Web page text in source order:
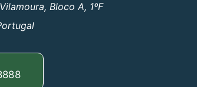
Bloco A, 1ºF